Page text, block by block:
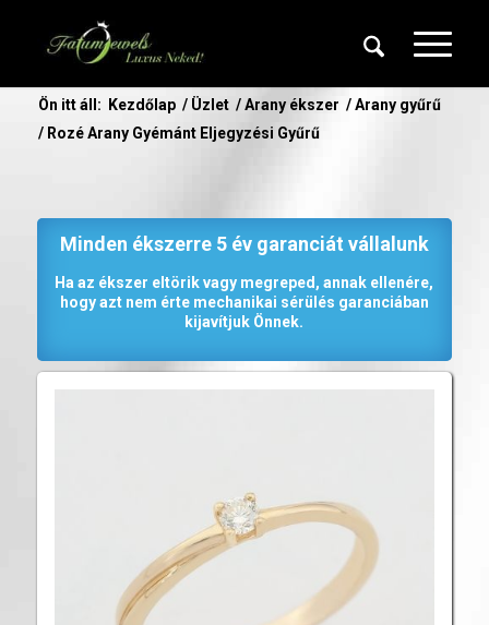
Ön itt áll: Kezdőlap / Üzlet / Arany ékszer / Arany gyűrű
/ Rozé Arany Gyémánt Eljegyzési Gyűrű
Minden ékszerre 5 év garanciát vállalunk
Ha az ékszer eltörik vagy megreped, annak ellenére,
hogy azt nem érte mechanikai sérülés garanciában
kijavítjuk Önnek.